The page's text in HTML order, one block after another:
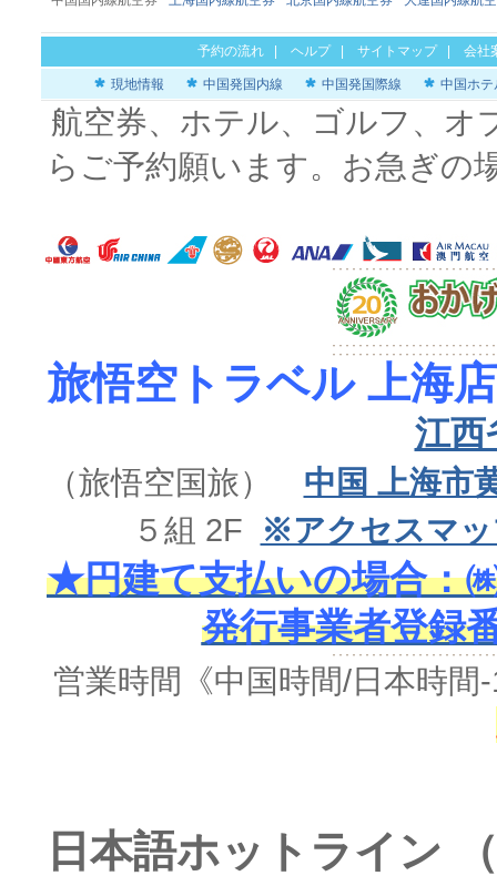
予約の流れ ヘルプ| サイトマップ| 会社
現地情報 中国発国内線 中国発国際線 中国ホテ
航空券、ホテル、ゴルフ、オ
らご予約願います。お急ぎの
旅悟空トラベル 上海店
江西
（旅悟空国旅） 中国 上海市
５組 2F
※アクセスマ
★円建て支払いの場合：
発行事業者登録
営業時間《中国時間/日本時間
日本語ホットライン